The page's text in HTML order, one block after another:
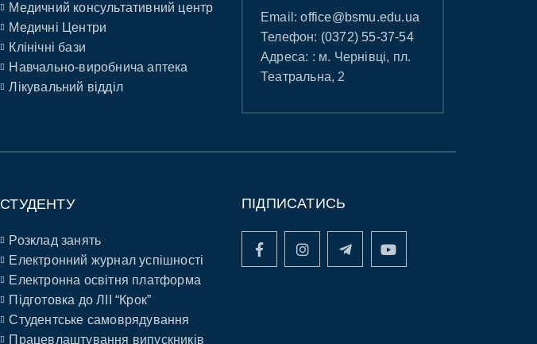
Медичний консультативний центр
Медичні Центри
Клінічні бази
Навчально-виробнича аптека
Лікувальний відділ
Email:office@bsmu.edu.ua
Телефон: (0372) 55-37-54
Адреса: : м. Чернівці, пл.
Театральна, 2
СТУДЕНТУ
Розклад занять
Електронний журнал успішності
Електронна освітня платформа
Підготовка до ЛІІ “Крок”
Студентське самоврядування
Працевлаштування випускників
ПІДПИСАТИСЬ